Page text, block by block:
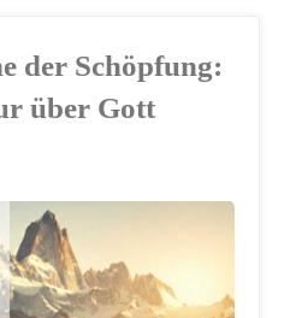
der Schöpfung:
über Gott